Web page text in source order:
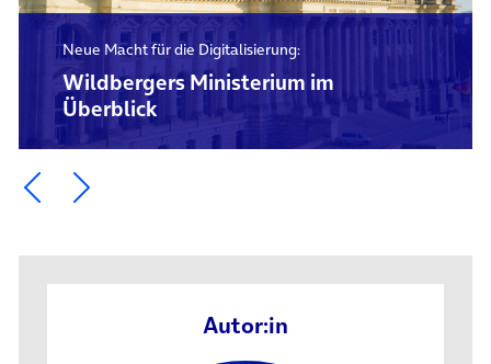
Neue Macht für die Digitalisierung:
Wildbergers Ministerium im
Überblick
Ein Element zurück blättern
Ein Element weiter blättern
Autor:in